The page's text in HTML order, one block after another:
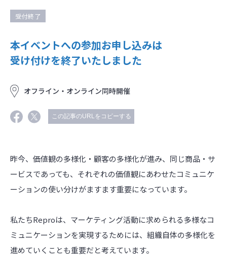
受付終了
本イベントへの参加お申し込みは
受け付けを終了いたしました
オフライン・オンライン同時開催
この記事のURLをコピーする
昨今、価値観の多様化・顧客の多様化が進み、同じ商品・サ
ービスであっても、それぞれの価値観にあわせたコミュニケ
ーションの使い分けがますます重要になっています。
私たちReproは、マーケティング活動に求められる多様なコ
ミュニケーションを実現するためには、組織自体の多様化を
進めていくことも重要だと考えています。